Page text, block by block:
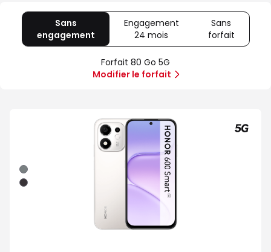
Sans
engagement
80
Go
5G
Engagement
24 mois
Offre
spéciale
Illimité
Sans
forfait
Sans
Forfait 80 Go 5G
Modifier le forfait
Noir